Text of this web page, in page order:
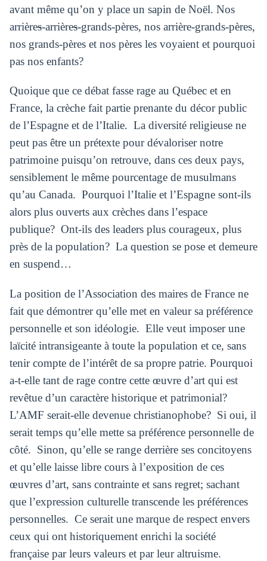
avant même qu’on y place un sapin de Noël. Nos
arrières-arrières-grands-pères, nos arrière-grands-pères,
nos grands-pères et nos pères les voyaient et pourquoi
pas nos enfants?
Quoique que ce débat fasse rage au Québec et en
France, la crèche fait partie prenante du décor public
de l’Espagne et de l’Italie. La diversité religieuse ne
peut pas être un prétexte pour dévaloriser notre
patrimoine puisqu’on retrouve, dans ces deux pays,
sensiblement le même pourcentage de musulmans
qu’au Canada. Pourquoi l’Italie et l’Espagne sont-ils
alors plus ouverts aux crèches dans l’espace
publique? Ont-ils des leaders plus courageux, plus
près de la population? La question se pose et demeure
en suspend…
La position de l’Association des maires de France ne
fait que démontrer qu’elle met en valeur sa préférence
personnelle et son idéologie. Elle veut imposer une
laïcité intransigeante à toute la population et ce, sans
tenir compte de l’intérêt de sa propre patrie. Pourquoi
a-t-elle tant de rage contre cette œuvre d’art qui est
revêtue d’un caractère historique et patrimonial?
L’AMF serait-elle devenue christianophobe? Si oui, il
serait temps qu’elle mette sa préférence personnelle de
côté. Sinon, qu’elle se range derrière ses concitoyens
et qu’elle laisse libre cours à l’exposition de ces
œuvres d’art, sans contrainte et sans regret; sachant
que l’expression culturelle transcende les préférences
personnelles. Ce serait une marque de respect envers
ceux qui ont historiquement enrichi la société
française par leurs valeurs et par leur altruisme.